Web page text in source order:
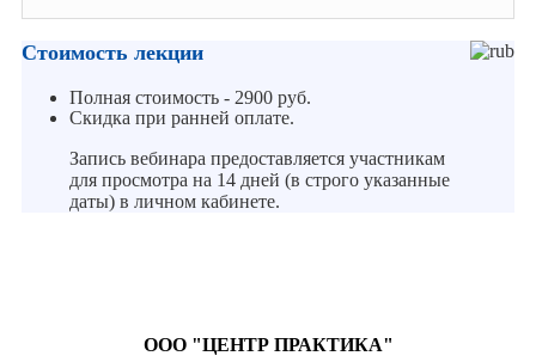
Стоимость лекции
Полная стоимость - 2900 руб.
Скидка при ранней оплате.
Запись вебинара предоставляется участникам
для просмотра на 14 дней (в строго указанные
даты) в личном кабинете.
ООО "ЦЕНТР ПРАКТИКА"